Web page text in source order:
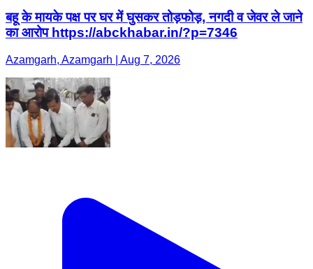
बहू के मायके पक्ष पर घर में घुसकर तोड़फोड़, नगदी व जेवर ले जाने
का आरोप https://abckhabar.in/?p=7346
Azamgarh, Azamgarh | Aug 7, 2026